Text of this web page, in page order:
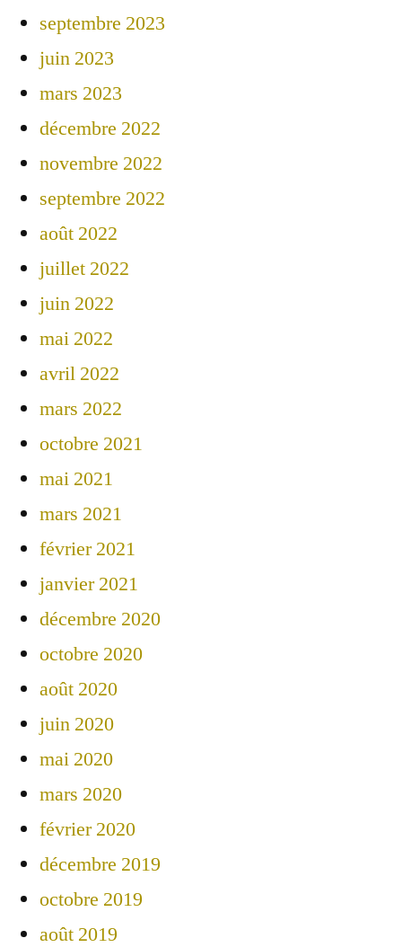
septembre 2023
juin 2023
mars 2023
décembre 2022
novembre 2022
septembre 2022
août 2022
juillet 2022
juin 2022
mai 2022
avril 2022
mars 2022
octobre 2021
mai 2021
mars 2021
février 2021
janvier 2021
décembre 2020
octobre 2020
août 2020
juin 2020
mai 2020
mars 2020
février 2020
décembre 2019
octobre 2019
août 2019